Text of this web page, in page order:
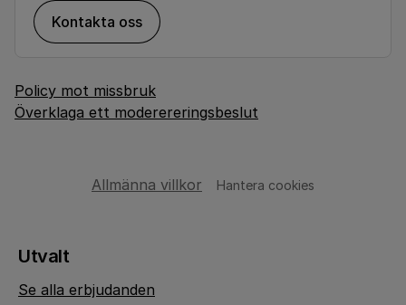
Kontakta oss
Policy mot missbruk
Överklaga ett moderereringsbeslut
Allmänna villkor Hantera cookies
Utvalt
Se alla erbjudanden